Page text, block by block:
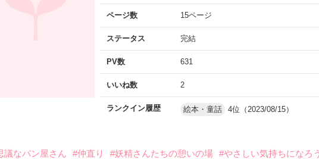
ページ数 15ページ
ステータス 完結
PV数 631
いいね数 2
ランクイン履歴 絵本・童話 4位（2023/08/15）
議なパン屋さん #仲直り #妖精さんたちの憩いの場 #やさしい気持ちになろ